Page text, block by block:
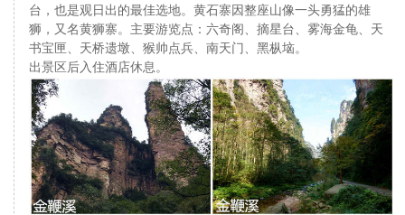
台，也是观日出的最佳选地。黄石寨因整座山像一头勇猛的雄
狮，又名黄狮寨。主要游览点：六奇阁、摘星台、雾海金龟、天
书宝匣、天桥遗墩、猴帅点兵、南天门、黑枞垴。
出景区后入住酒店休息。